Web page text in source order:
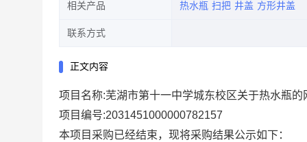
相关产品 热水瓶 扫把 井盖 方形井盖
联系方式
正文内容
项目名称:芜湖市第十一中学城东校区关于热水瓶的
项目编号:2031451000000782157
本项目采购已经结束，现将采购结果公示如下：